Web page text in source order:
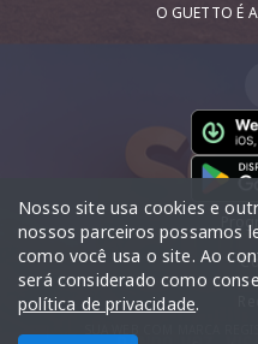
O GUETTO É
Nosso site usa cookies e
nossos parceiros possamos
como você usa o site. Ao
será considerado como
política de privacidade.